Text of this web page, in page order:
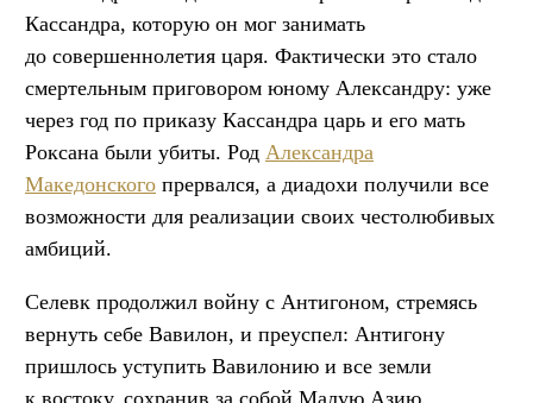
Кассандра, которую он мог занимать
до совершеннолетия царя. Фактически это стало
смертельным приговором юному Александру: уже
через год по приказу Кассандра царь и его мать
Роксана были убиты. Род Александра
Македонского прервался, а диадохи получили все
возможности для реализации своих честолюбивых
амбиций.
Селевк продолжил войну с Антигоном, стремясь
вернуть себе Вавилон, и преуспел: Антигону
пришлось уступить Вавилонию и все земли
к востоку, сохранив за собой Малую Азию